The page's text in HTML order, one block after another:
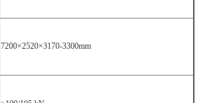
7200×2520×3170-3300mm